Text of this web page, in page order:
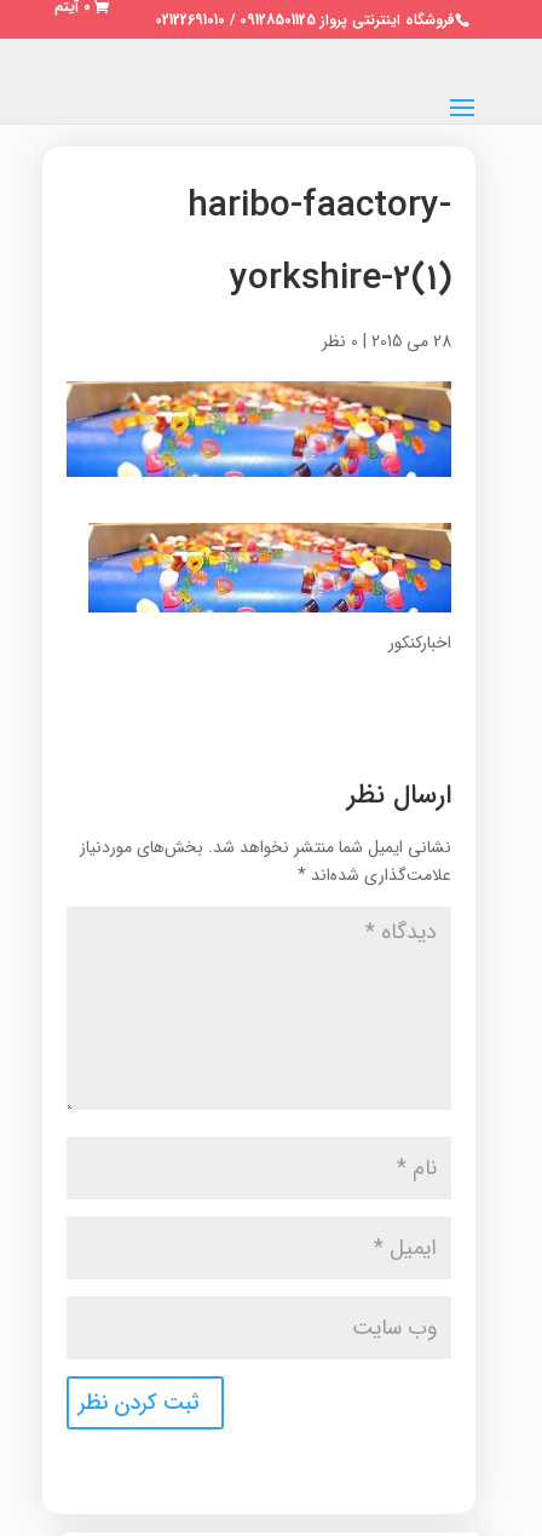
فروشگاه اینترنتی پرواز 09128501125 / 02122691010
0 آیتم
haribo-faactory-
yorkshire-2(1)
28 می 2015 | 0 نظر
اخبارکنکور
ارسال نظر
نشانی ایمیل شما منتشر نخواهد شد. بخش‌های موردنیاز
علامت‌گذاری شده‌اند *